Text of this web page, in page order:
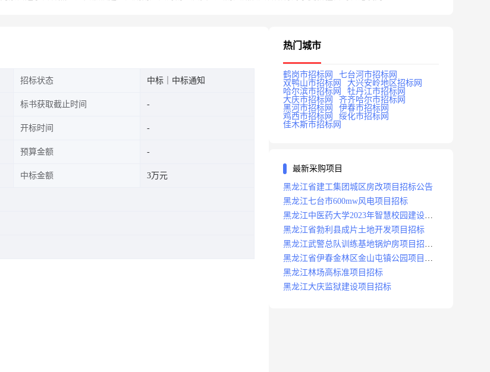
招标状态 中标｜中标通知
标书获取截止时间
开标时间
预算金额
中标金额 3万元
热门城市
鹤岗市招标网
七台河市招标网
双鸭山市招标网
大兴安岭地区招标网
哈尔滨市招标网
牡丹江市招标网
大庆市招标网
齐齐哈尔市招标网
黑河市招标网
伊春市招标网
鸡西市招标网
绥化市招标网
佳木斯市招标网
最新采购项目
黑龙江省建工集团城区房改项目招标公告
黑龙江七台市600mw风电项目招标
黑龙江中医药大学2023年智慧校园建设项
目招标公告
黑龙江省勃利县成片土地开发项目招标
黑龙江武警总队训练基地锅炉房项目招标
公示
黑龙江省伊春金林区金山屯镇公园项目招
标公告
黑龙江林场高标准项目招标
黑龙江大庆监狱建设项目招标